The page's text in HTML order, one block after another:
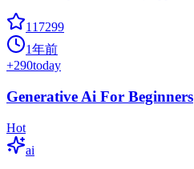
117299
1年前
+290today
Generative Ai For Beginners
Hot
ai